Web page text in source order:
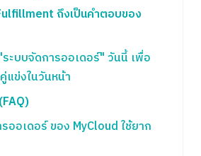
ถึงเป็นคำตอบของ
ะบบจัดการออเดอร์" วันนี้ เพื่อ
แข่งในวันหน้า
ออเดอร์ ของ MyCloud ใช้ยาก